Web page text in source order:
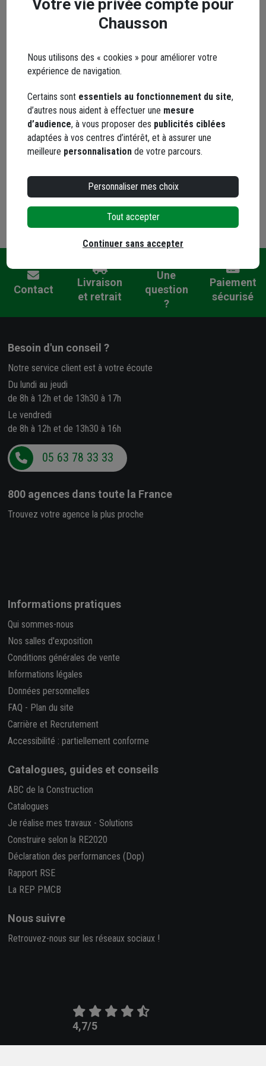
solutions sûres, innovantes et de haut niveau technique
servant de références dans le domaine des systèmes de
entier, aussi bien par les professionnels que par les bricoleurs
grâce a une gamme étendue de fixations chimiques, en nylon
Fischer, leader du marché dans la technologie d’ancrage et le
secteur des fixations, innove sans relâche pour créer des
produits de qualité répondant aux besoins des clients tout en
assurant leur sécurité.
Retrouvez de nombreuses solutions de fixation destinées aux
des systèmes chimiques aux ancrages en acier, en passant
par les ancrages en matière synthétique.
Tous les produits de la marque Fischer
Contact
Livraison
et retrait
Une
question
?
Paiement
sécurisé
Besoin d'un conseil ?
Notre service client est à votre écoute
Du lundi au jeudi
de 8h à 12h et de 13h30 à 17h
Le vendredi
de 8h à 12h et de 13h30 à 16h
05 63 78 33 33
800 agences dans toute la France
Trouvez votre agence la plus proche
Informations pratiques
Qui sommes-nous
Nos salles d'exposition
Conditions générales de vente
Informations légales
Données personnelles
FAQ - Plan du site
Carrière et Recrutement
Accessibilité : partiellement conforme
Catalogues, guides et conseils
ABC de la Construction
Catalogues
Je réalise mes travaux - Solutions
Construire selon la RE2020
Déclaration des performances (Dop)
Rapport RSE
La REP PMCB
Nous suivre
Retrouvez-nous sur les réseaux sociaux !
4,7/5
Votre vie privée compte pour
Chausson
Nous utilisons des « cookies » pour améliorer votre
expérience de navigation.
Certains sont essentiels au fonctionnement du site,
d’autres nous aident à effectuer une mesure
d’audience, à vous proposer des publicités ciblées
adaptées à vos centres d’intérêt, et à assurer une
meilleure personnalisation de votre parcours.
Personnaliser mes choix
Tout accepter
Continuer sans accepter